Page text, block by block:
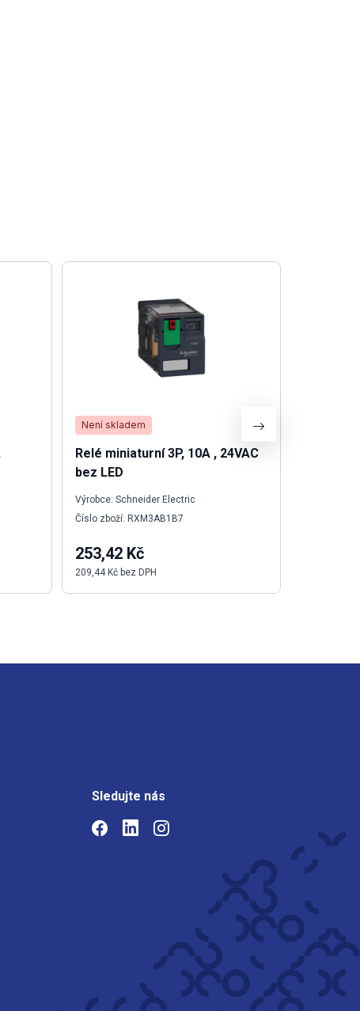
Není skladem
Relé miniaturní 3P, 10A , 24VAC
bez LED
Výrobce: Schneider Electric
Číslo zboží: RXM3AB1B7
253,42 Kč
209,44 Kč bez DPH
Sledujte nás